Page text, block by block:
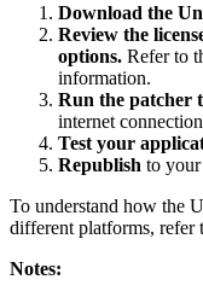
Download the
Review the
options. Refer to
information.
Run the patcher
internet
Test your
Republish to
To understand how the
different platforms, refer
Notes: